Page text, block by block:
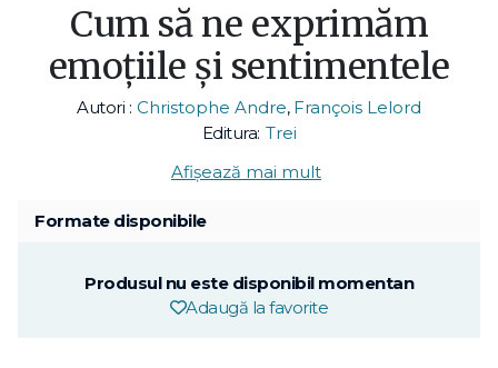
Cum să ne exprimăm
emoţiile şi sentimentele
Autori : Christophe Andre, François Lelord
Editura: Trei
Afișează mai mult
Formate disponibile
Produsul nu este disponibil momentan
Adaugă la favorite